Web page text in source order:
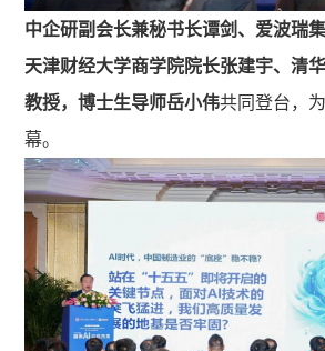
中企研副会长兼秘书长谭剑、爱波瑞
天津财经大学商学院院长张建宇、清
教授，博士生导师岳小伟共同登台，
幕。